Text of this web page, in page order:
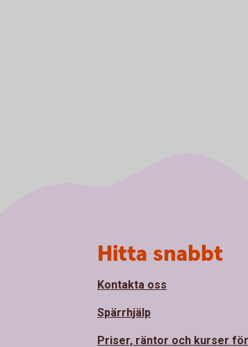
Hitta snabbt
Kontakta oss
Spärrhjälp
Priser, räntor och kurser för